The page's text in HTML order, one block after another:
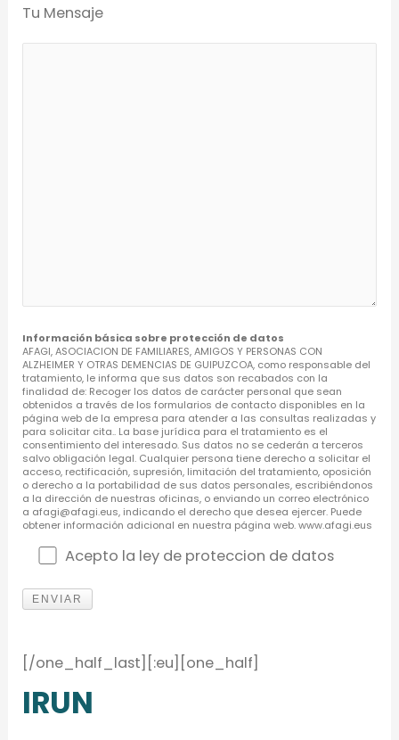
Tu Mensaje
Información básica sobre protección de datos
AFAGI, ASOCIACION DE FAMILIARES, AMIGOS Y PERSONAS CON
ALZHEIMER Y OTRAS DEMENCIAS DE GUIPUZCOA, como responsable del
tratamiento, le informa que sus datos son recabados con la
finalidad de: Recoger los datos de carácter personal que sean
obtenidos a través de los formularios de contacto disponibles en la
página web de la empresa para atender a las consultas realizadas y
para solicitar cita.. La base jurídica para el tratamiento es el
consentimiento del interesado. Sus datos no se cederán a terceros
salvo obligación legal. Cualquier persona tiene derecho a solicitar el
acceso, rectificación, supresión, limitación del tratamiento, oposición
o derecho a la portabilidad de sus datos personales, escribiéndonos
a la dirección de nuestras oficinas, o enviando un correo electrónico
a afagi@afagi.eus, indicando el derecho que desea ejercer. Puede
obtener información adicional en nuestra página web. www.afagi.eus
Acepto la ley de proteccion de datos
[/one_half_last][:eu][one_half]
IRUN